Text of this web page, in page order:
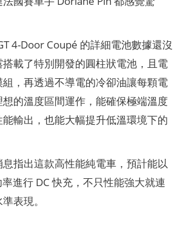
4-Door Coupé 的詳細電池數據還沒
載了特別開發的圓柱狀電池，且電
，再透過不導電的冷卻油讓每顆電
的溫度區間運作，能確保極端溫度
輸出，也能大幅提升低溫環境下的
指出這款高性能純電車，預計能以
進行 DC 快充，不只性能強大就連
表現。